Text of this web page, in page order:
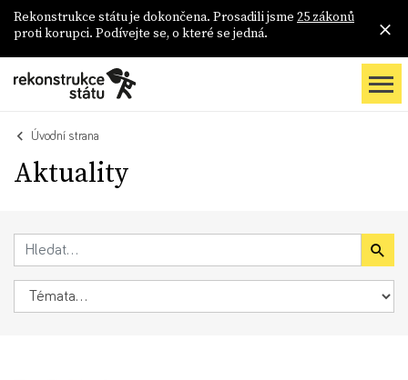
Rekonstrukce státu je dokončena. Prosadili jsme 25 zákonů
proti korupci. Podívejte se, o které se jedná.
Úvodní strana
Aktuality